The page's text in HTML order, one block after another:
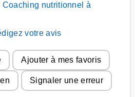
nutritionnel à
votre avis
Ajouter à mes favoris
Signaler une erreur